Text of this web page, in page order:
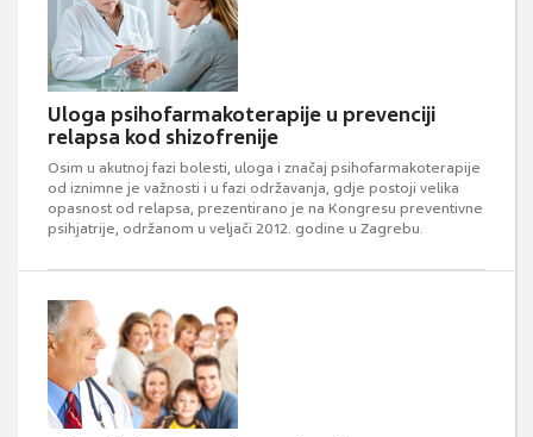
Uloga psihofarmakoterapije u prevenciji
relapsa kod shizofrenije
Osim u akutnoj fazi bolesti, uloga i značaj psihofarmakoterapije
od iznimne je važnosti i u fazi održavanja, gdje postoji velika
opasnost od relapsa, prezentirano je na Kongresu preventivne
psihjatrije, održanom u veljači 2012. godine u Zagrebu.